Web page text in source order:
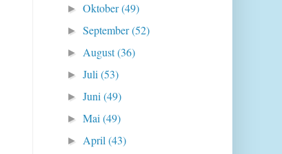
►Oktober(49)
►September(52)
► August(36)
►Juli(53)
►Juni(49)
►Mai(49)
► April(43)